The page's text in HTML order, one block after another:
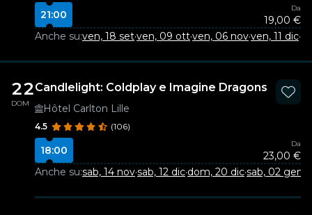
21:00
Da
19,00 €
Anche su:ven, 18 set·ven, 09 ott·ven, 06 nov·ven, 11 dic·
22
DOM
Candlelight: Coldplay e Imagine Dragons
Hôtel Carlton Lille
4.5 (106)
18:00
Da
23,00 €
Anche su:sab, 14 nov·sab, 12 dic·dom, 20 dic·sab, 02 gen